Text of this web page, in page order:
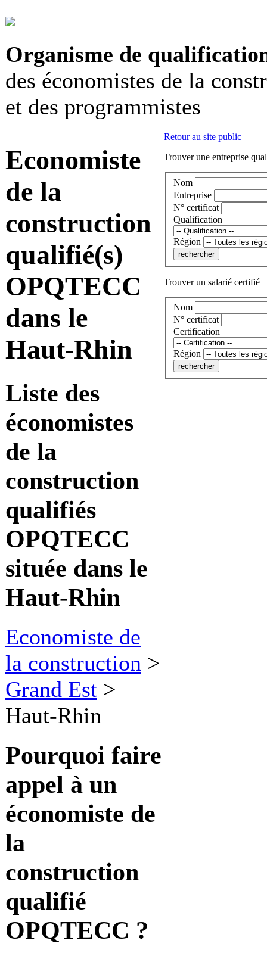
Organisme de
des économistes de la
et des programmistes
Economiste
de la
construction
qualifié(s)
OPQTECC
dans le
Haut-Rhin
Liste des
économistes
de la
construction
qualifiés
OPQTECC
située dans le
Haut-Rhin
Economiste de
la construction >
Grand Est >
Haut-Rhin
Pourquoi faire
appel à un
économiste de
la
construction
qualifié
OPQTECC ?
Retour au site public
Trouver une entreprise
Nom
Entreprise
N° certificat
Qualification
Région
Trouver un salarié certifié
Nom
N° certificat
Certification
Région